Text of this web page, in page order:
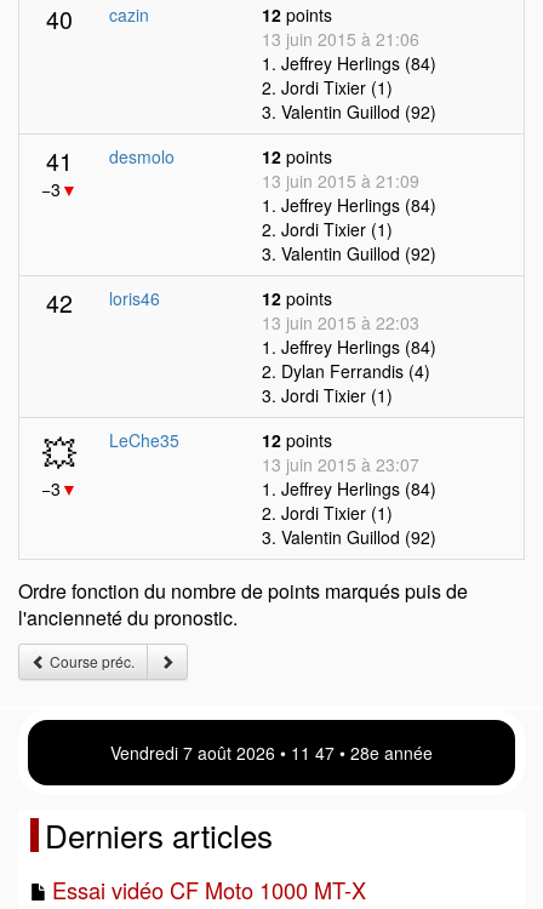
40 cazin 12 points
13 juin 2015 à 21:06
1. Jeffrey Herlings (84)
2. Jordi Tixier (1)
3. Valentin Guillod (92)
41
−3 ▼
desmolo 12 points
13 juin 2015 à 21:09
1. Jeffrey Herlings (84)
2. Jordi Tixier (1)
3. Valentin Guillod (92)
42 loris46 12 points
13 juin 2015 à 22:03
1. Jeffrey Herlings (84)
2. Dylan Ferrandis (4)
3. Jordi Tixier (1)
💥
−3 ▼
LeChe35 12 points
13 juin 2015 à 23:07
1. Jeffrey Herlings (84)
2. Jordi Tixier (1)
3. Valentin Guillod (92)
Ordre fonction du nombre de points marqués puis de
l'ancienneté du pronostic.
Course préc.
Vendredi 7 août 2026 • 11:47 • 28e année
Derniers articles
Essai vidéo CF Moto 1000 MT-X